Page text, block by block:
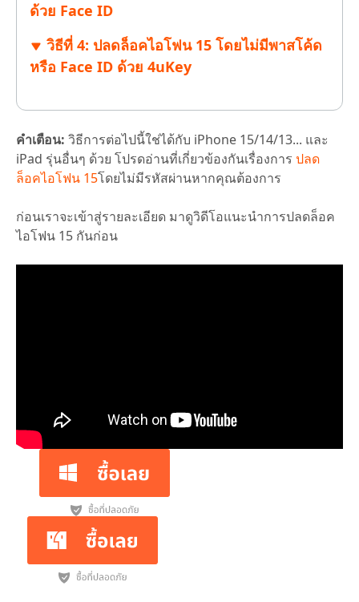
ด้วย Face ID
วิธีที่ 4: ปลดล็อคไอโฟน 15 โดยไม่มีพาสโค้ด
หรือ Face ID ด้วย 4uKey
คำเตือน: วิธีการต่อไปนี้ใช่ได้กับ iPhone 15/14/13... และ
iPad รุ่นอื่นๆ ด้วย โปรดอ่านที่เกี่ยวข้องกันเรื่องการ ปลด
ล็อคไอโฟน 15โดยไม่มีรหัสผ่านหากคุณต้องการ
ก่อนเราจะเข้าสู่รายละเอียด มาดูวิดีโอแนะนำการปลดล็อค
ไอโฟน 15 กันก่อน